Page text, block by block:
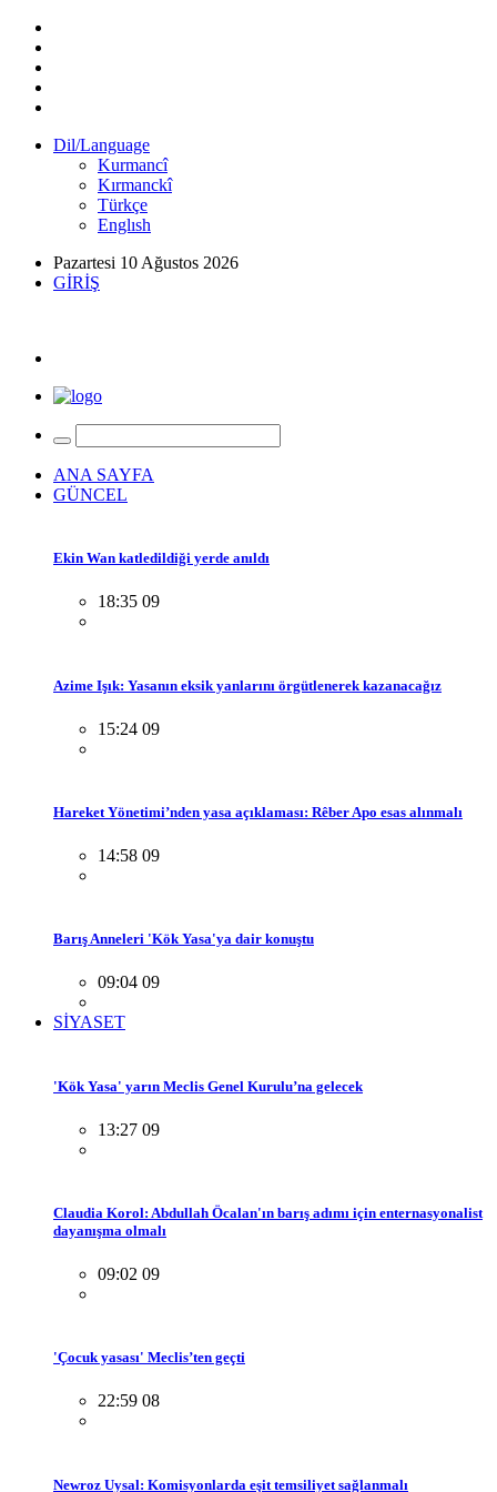
Dil/Language
Kurmancî
Kırmanckî
Türkçe
Englısh
Pazartesi 10 Ağustos 2026
GİRİŞ
ANA SAYFA
GÜNCEL
Ekin Wan katledildiği yerde anıldı
18:35 09
Azime Işık: Yasanın eksik yanlarını örgütlenerek kazanacağız
15:24 09
Hareket Yönetimi’nden yasa açıklaması: Rêber Apo esas alınmalı
14:58 09
Barış Anneleri 'Kök Yasa'ya dair konuştu
09:04 09
SİYASET
'Kök Yasa' yarın Meclis Genel Kurulu’na gelecek
13:27 09
Claudia Korol: Abdullah Öcalan'ın barış adımı için enternasyonalist
dayanışma olmalı
09:02 09
'Çocuk yasası' Meclis’ten geçti
22:59 08
Newroz Uysal: Komisyonlarda eşit temsiliyet sağlanmalı